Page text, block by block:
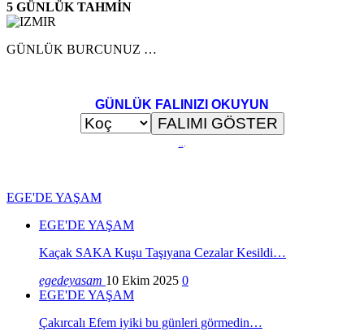
5 GÜNLÜK TAHMİN
GÜNLÜK BURCUNUZ …
GÜNLÜK FALINIZI OKUYUN
...
EGE'DE YAŞAM
EGE'DE YAŞAM
Kaçak SAKA Kuşu Taşıyana Cezalar Kesildi…
egedeyasam 10 Ekim 2025 0
EGE'DE YAŞAM
Çakırcalı Efem iyiki bu günleri görmedin…